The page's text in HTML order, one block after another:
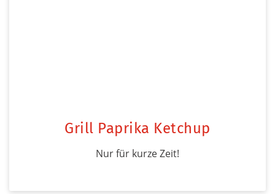
Grill Paprika Ketchup
Nur für kurze Zeit!